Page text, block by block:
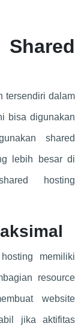
tersendiri dalam
bisa digunakan
shared
lebih besar di
hosting
memiliki
resource
website
jika aktifitas